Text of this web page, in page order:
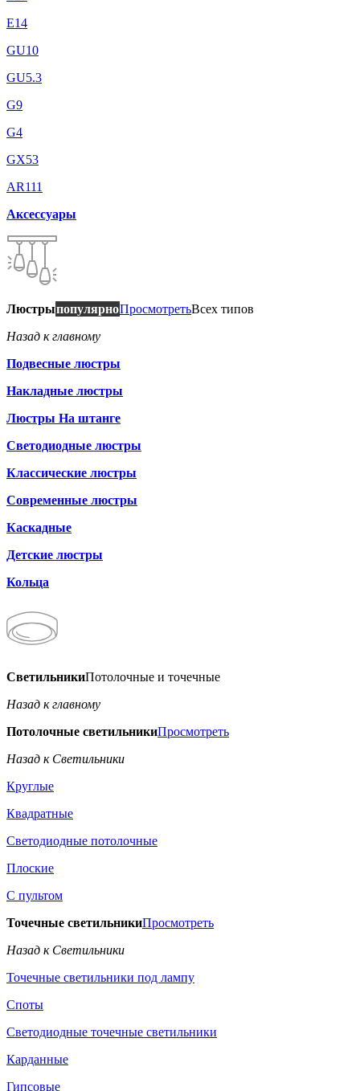
E14
GU10
GU5.3
G9
G4
GX53
AR111
Аксессуары
ЛюстрыпопулярноПросмотретьВсех типов
Назад к главному
Подвесные люстры
Накладные люстры
Люстры На штанге
Светодиодные люстры
Классические люстры
Современные люстры
Каскадные
Детские люстры
Кольца
СветильникиПотолочные и точечные
Назад к главному
Потолочные светильникиПросмотреть
Назад к Светильники
Круглые
Квадратные
Светодиодные потолочные
Плоские
С пультом
Точечные светильникиПросмотреть
Назад к Светильники
Точечные светильники под лампу
Споты
Светодиодные точечные светильники
Карданные
Гипсовые